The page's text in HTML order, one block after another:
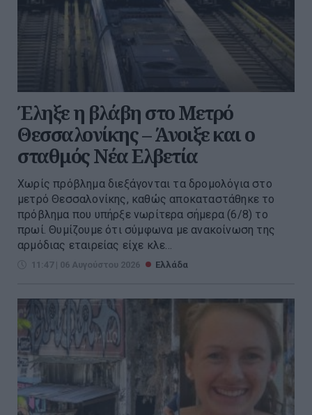
Έληξε η βλάβη στο Μετρό
Θεσσαλονίκης – Άνοιξε και ο
σταθμός Νέα Ελβετία
Χωρίς πρόβλημα διεξάγονται τα δρομολόγια στο
μετρό Θεσσαλονίκης, καθώς αποκαταστάθηκε το
πρόβλημα που υπήρξε νωρίτερα σήμερα (6/8) το
πρωί. Θυμίζουμε ότι σύμφωνα με ανακοίνωση της
αρμόδιας εταιρείας είχε κλε...
11:47 | 06 Αυγούστου 2026 Ελλάδα